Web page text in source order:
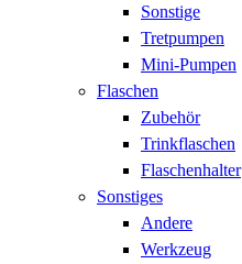
Sonstige
Tretpumpen
Mini-Pumpen
Flaschen
Zubehör
Trinkflaschen
Flaschenhalter
Sonstiges
Andere
Werkzeug